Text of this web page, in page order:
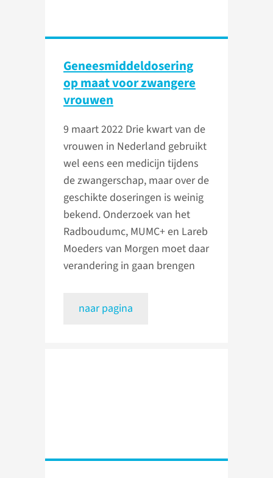
Geneesmiddeldosering
op maat voor zwangere
vrouwen
9 maart 2022 Drie kwart van de
vrouwen in Nederland gebruikt
wel eens een medicijn tijdens
de zwangerschap, maar over de
geschikte doseringen is weinig
bekend. Onderzoek van het
Radboudumc, MUMC+ en Lareb
Moeders van Morgen moet daar
verandering in gaan brengen
naar pagina